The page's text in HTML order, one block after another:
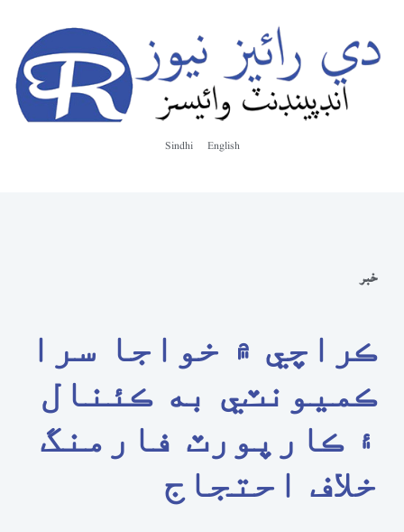
خبر
ڪراچي ۾ خواجا سرا
ڪميونٽي به ڪئنال
۽ ڪارپورٽ فارمنگ
خلاف احتجاج